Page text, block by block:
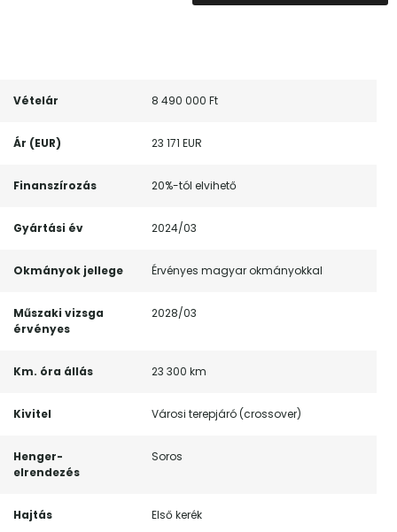
Vételár 8 490 000 Ft
Ár (EUR) 23 171 EUR
Finanszírozás 20%-tól elvihető
Gyártási év 2024/03
Okmányok jellege Érvényes magyar okmányokkal
Műszaki vizsga
érvényes
2028/03
Km. óra állás 23 300 km
Kivitel Városi terepjáró (crossover)
Henger-
elrendezés
Soros
Hajtás Első kerék